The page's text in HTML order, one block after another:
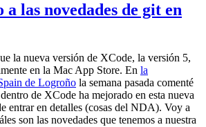
a las novedades de git en
la nueva versión de XCode, la versión 5,
en la Mac App Store. En la
de Logroño la semana pasada comenté
de XCode ha mejorado en esta nueva
entrar en detalles (cosas del NDA). Voy a
son las novedades que tenemos a nuestra